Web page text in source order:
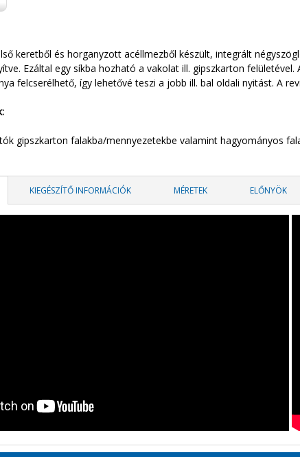
keretből és horganyzott acéllmezből készült, integrált
Ezáltal egy síkba hozható a vakolat ill. gipszkarton
felcserélhető, így lehetővé teszi a jobb ill. bal oldali nyitást. A
gipszkarton falakba/mennyezetekbe valamint hagyományos
KIEGÉSZÍTŐ INFORMÁCIÓK MÉRETEK ELŐNYÖK